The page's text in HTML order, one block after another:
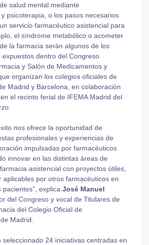
salud mental mediante
psicoterapia, o los pasos necesarios
servicio farmacéutico asistencial para
el síndrome metabólico o acometer
la farmacia serán algunos de los
expuestos dentro del Congreso
y Salón de Medicamentos y
organizan los colegios oficiales de
Madrid y Barcelona, en colaboración
el recinto ferial de IFEMA Madrid del
nos ofrece la oportunidad de
profesionales y experiencias de
impulsadas por farmacéuticos
innovar en las distintas áreas de
asistencial con proyectos útiles,
aplicables por otros farmacéuticos en
explica José Manuel
del Congreso y vocal de Titulares de
del Colegio Oficial de
Madrid.
seleccionado 24 iniciativas centradas en